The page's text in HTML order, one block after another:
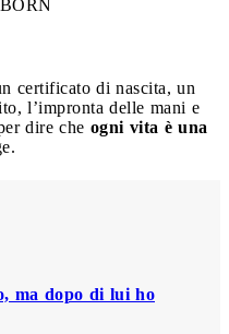
certificato di nascita, un
l’impronta delle mani e
dire che ogni vita è una
ma dopo di lui ho